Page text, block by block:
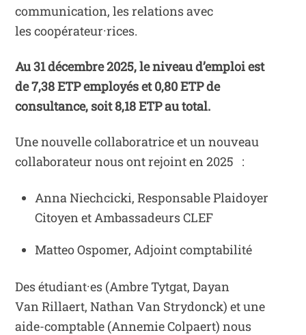
communication, les relations avec
les coopérateur·rices.
Au 31 décembre 2025, le niveau d’emploi est
de 7,38 ETP employés et 0,80 ETP de
consultance, soit 8,18 ETP au total.
Une nouvelle collaboratrice et un nouveau
collaborateur nous ont rejoint en 2025 :
Anna Niechcicki, Responsable Plaidoyer
Citoyen et Ambassadeurs CLEF
Matteo Ospomer, Adjoint comptabilité
Des étudiant·es (Ambre Tytgat, Dayan
Van Rillaert, Nathan Van Strydonck) et une
aide-comptable (Annemie Colpaert) nous